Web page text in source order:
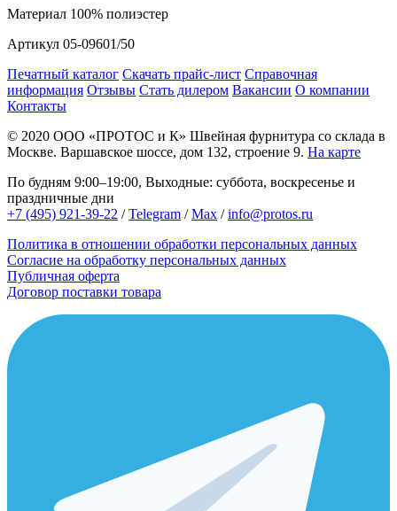
Материал 100% полиэстер
Артикул 05-09601/50
Печатный каталог Скачать прайс-лист Справочная
информация Отзывы Стать дилером Вакансии О компании
Контакты
© 2020 ООО «ПРОТОС и К» Швейная фурнитура со склада в
Москве. Варшавское шоссе, дом 132, строение 9. На карте
По будням 9:00–19:00, Выходные: суббота, воскресенье и
праздничные дни
+7 (495) 921-39-22 /Telegram /Max /info@protos.ru
Политика в отношении обработки персональных данных
Согласие на обработку персональных данных
Публичная оферта
Договор поставки товара